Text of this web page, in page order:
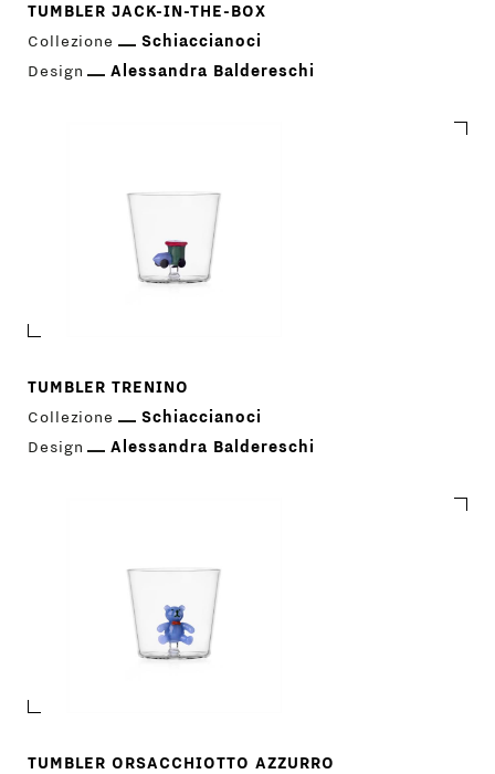
TUMBLER JACK-IN-THE-BOX
Collezione
Schiaccianoci
Design
Alessandra Baldereschi
TUMBLER TRENINO
Collezione
Schiaccianoci
Design
Alessandra Baldereschi
TUMBLER ORSACCHIOTTO AZZURRO